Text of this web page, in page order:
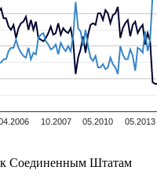
10.2007 05.2010 05.2013
к Соединенным Штатам